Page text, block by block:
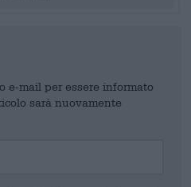
mail per essere informato
sarà nuovamente